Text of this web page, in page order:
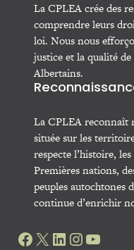
La CPLEA crée des
comprendre leurs
loi. Nous nous
justice et la qualité
Albertains.
La CPLEA reconnaît
située sur les
respecte l’histoire,
Premières nations,
peuples autochtones
continue d’enrichir
Facebook
X LinkedIn
Instagram